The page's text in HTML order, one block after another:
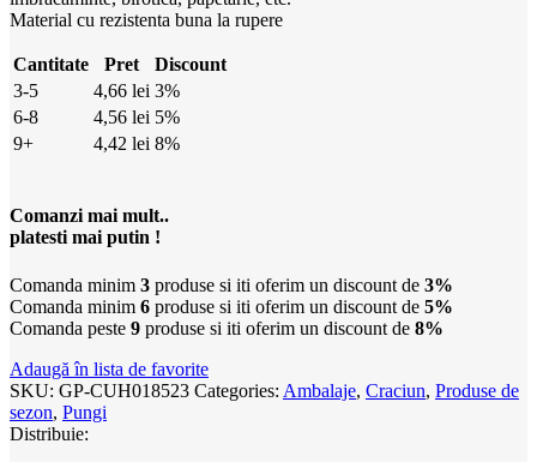
Material cu rezistenta buna la rupere
Cantitate Pret
Discount
3-5
4,66 lei 3%
6-8
4,56 lei 5%
9+
4,42 lei 8%
Comanzi mai mult..
platesti mai putin !
Comanda minim 3 produse si iti oferim un discount de 3%
Comanda minim 6 produse si iti oferim un discount de 5%
Comanda peste 9 produse si iti oferim un discount de 8%
Adaugă în lista de favorite
SKU: GP-CUH018523 Categories: Ambalaje, Craciun, Produse de
sezon, Pungi
Distribuie: